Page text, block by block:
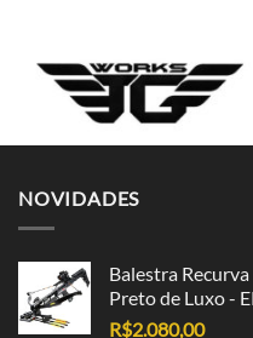
NOVIDADES
Balestra
Preto de Luxo -
R$2.080,00